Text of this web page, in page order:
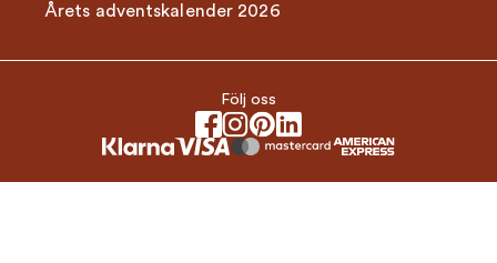
Årets adventskalender 2026
Följ oss